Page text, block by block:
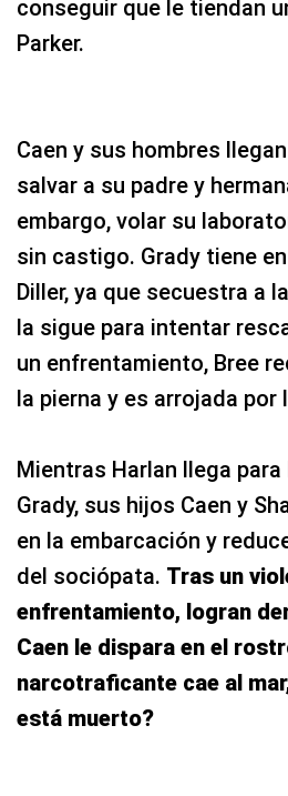
conseguir que le tiendan
Parker.
Caen y sus hombres
salvar a su padre y
embargo, volar su
sin castigo. Grady tiene
Diller, ya que secuestra a
la sigue para intentar
un enfrentamiento, Bree
la pierna y es arrojada por
Mientras Harlan llega
Grady, sus hijos Caen y
en la embarcación y
del sociópata. Tras un
enfrentamiento, logran
Caen le dispara en el
narcotraficante cae al
está muerto?